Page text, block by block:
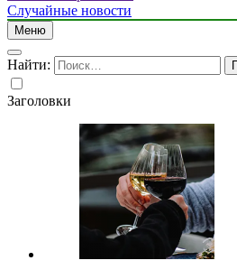
Случайные новости
Меню
Найти:
Заголовки